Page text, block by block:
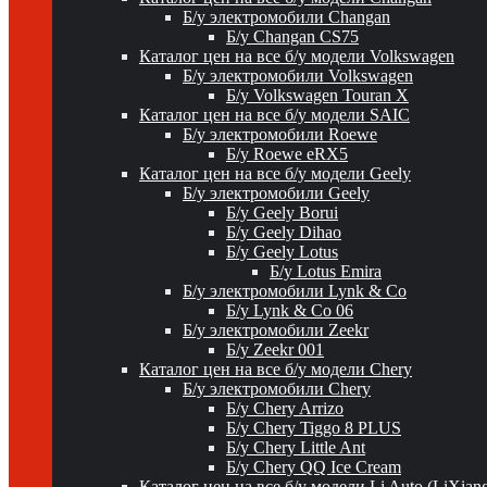
Б/у электромобили Changan
Б/у Changan CS75
Каталог цен на все б/у модели Volkswagen
Б/у электромобили Volkswagen
Б/у Volkswagen Touran X
Каталог цен на все б/у модели SAIC
Б/у электромобили Roewe
Б/у Roewe eRX5
Каталог цен на все б/у модели Geely
Б/у электромобили Geely
Б/у Geely Borui
Б/у Geely Dihao
Б/у Geely Lotus
Б/у Lotus Emira
Б/у электромобили Lynk & Co
Б/у Lynk & Co 06
Б/у электромобили Zeekr
Б/у Zeekr 001
Каталог цен на все б/у модели Chery
Б/у электромобили Chery
Б/у Chery Arrizo
Б/у Chery Tiggo 8 PLUS
Б/у Chery Little Ant
Б/у Chery QQ Ice Cream